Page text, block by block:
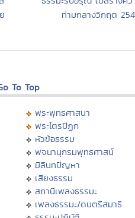
ท่ามกลางวิกฤต
To Top
พระพุทธศาสนา
พระไตรปิฏก
หัวข้อธรรม
พจนานุกรมพุทธศาสน์
มิลินทปัญหา
เสียงธรรม
สถานีเพลงธรรมะ
เพลงธรรมะ/ดนตรีสมาธิ